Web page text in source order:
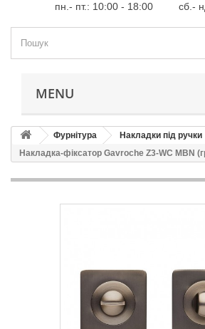
пн.- пт.: 10:00 - 18:00 сб.-
MENU
Фурнітура Накладки під ручки
Накладка-фіксатор Gavroche Z3-WC MBN